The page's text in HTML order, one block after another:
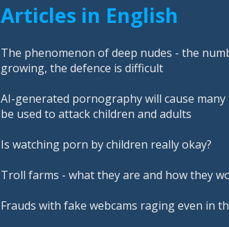
Articles in English
The phenomenon of deep nudes - the
growing, the defence is difficult
AI-generated pornography will cause
be used to attack children and adults
Is watching porn by children really okay?
Troll farms - what they are and how they
Frauds with fake webcams raging even in